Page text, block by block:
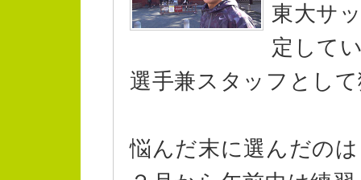
東大サ
定して
選手兼スタッフとし
悩んだ末に選んだの